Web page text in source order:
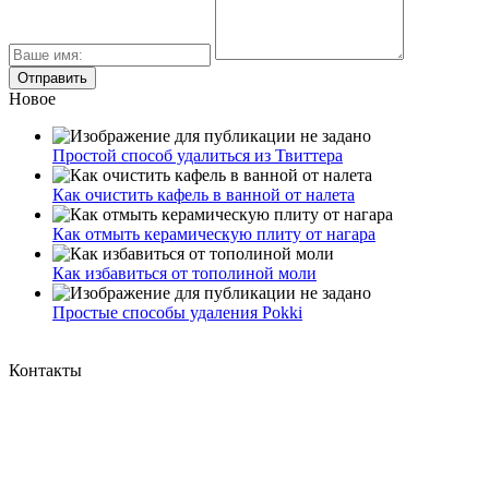
Новое
Простой способ удалиться из Твиттера
Как очистить кафель в ванной от налета
Как отмыть керамическую плиту от нагара
Как избавиться от тополиной моли
Простые способы удаления Pokki
Контакты